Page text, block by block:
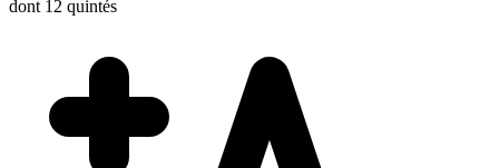
dont 12 quintés